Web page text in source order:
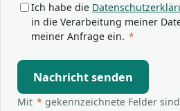
Ich habe die
in die Verarbeitung meiner
meiner Anfrage ein. *
Nachricht senden
Mit * gekennzeichnete Felder